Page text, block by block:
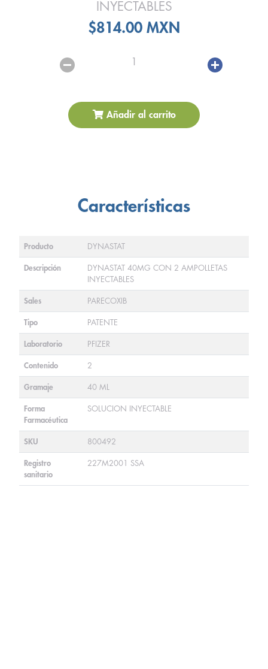
INYECTABLES
$814.00 MXN
1
Añadir al carrito
Características
Producto DYNASTAT
Descripción
DYNASTAT 40MG CON 2 AMPOLLETAS
INYECTABLES
Sales PARECOXIB
Tipo PATENTE
Laboratorio PFIZER
Contenido 2
Gramaje 40 ML
Forma
Farmacéutica
SOLUCION INYECTABLE
SKU 800492
Registro
sanitario
227M2001 SSA